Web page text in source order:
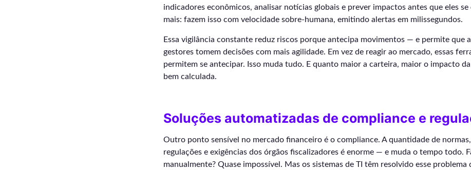
indicadores econômicos, analisar notícias globais e prever impactos antes que eles se
mais: fazem isso com velocidade sobre-humana, emitindo alertas em milissegundos.
Essa vigilância constante reduz riscos porque antecipa movimentos — e permite que
gestores tomem decisões com mais agilidade. Em vez de reagir ao mercado, essas
permitem se antecipar. Isso muda tudo. E quanto maior a carteira, maior o impacto
bem calculada.
Soluções automatizadas de compliance e
Outro ponto sensível no mercado financeiro é o compliance. A quantidade de
regulações e exigências dos órgãos fiscalizadores é enorme — e muda o tempo todo.
manualmente? Quase impossível. Mas os sistemas de TI têm resolvido esse problema